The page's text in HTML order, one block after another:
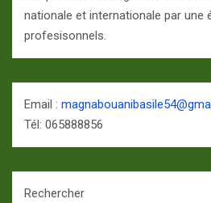
nationale et internationale par une
profesisonnels.
Email :
Tél: 065888856
Rechercher